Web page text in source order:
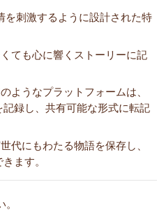
刺激するように設計された特
ても心に響くストーリーに記
ようなプラットフォームは、
録し、共有可能な形式に転記
代にもわたる物語を保存し、
ます。